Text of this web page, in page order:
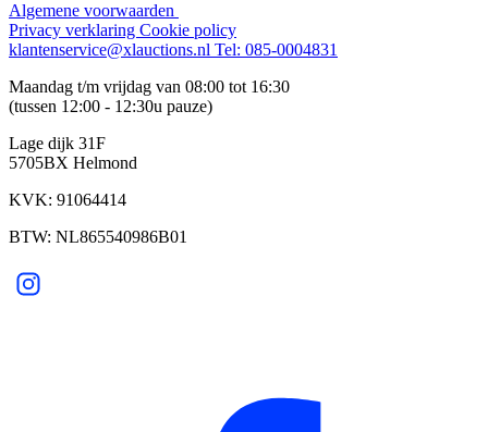
Algemene voorwaarden
Privacy verklaring Cookie policy
klantenservice@xlauctions.nl Tel: 085-0004831
Maandag t/m vrijdag van 08:00 tot 16:30
(tussen 12:00 - 12:30u pauze)
Lage dijk 31F
5705BX Helmond
KVK: 91064414
BTW: NL865540986B01